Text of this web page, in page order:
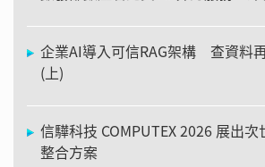
企業AI導入可信RAG架構 查資料
(上)
信驊科技 COMPUTEX 2026 展出
整合方案